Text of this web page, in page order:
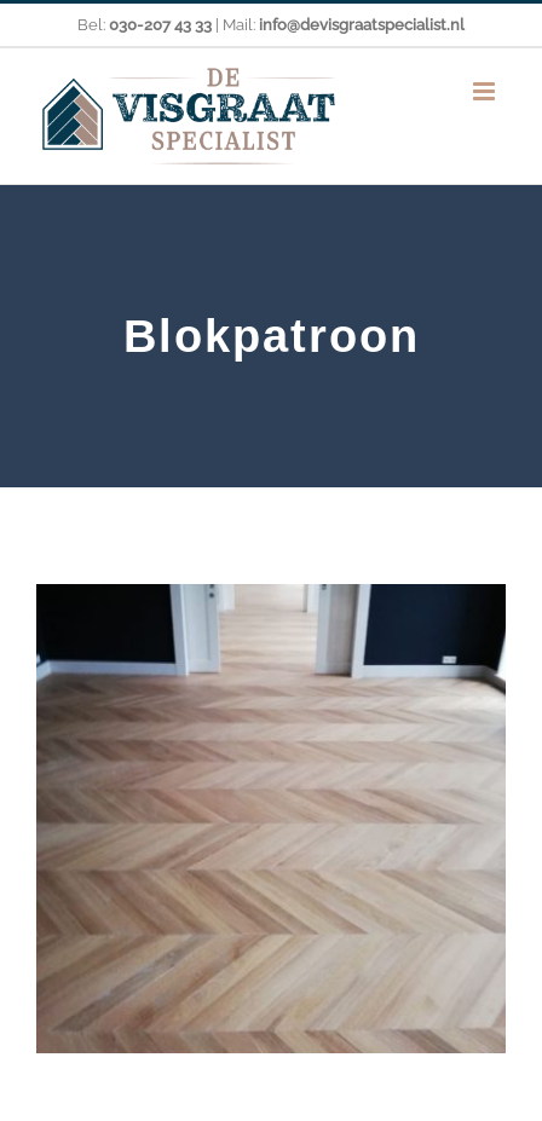
inhoud
Bel: 030-207 43 33 | Mail: info@devisgraatspecialist.nl
Blokpatroon